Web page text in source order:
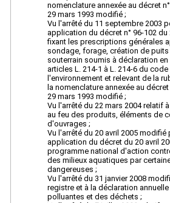
nomenclature annexée au décret
29 mars 1993 modifié ;
Vu l'arrêté du 11 septembre 2003
application du décret n° 96-102 du
fixant les prescriptions générales
sondage, forage, création de
souterrain soumis à déclaration
articles L. 214-1 à L. 214-6 du code
l'environnement et relevant de la
la nomenclature annexée au décret
29 mars 1993 modifié ;
Vu l'arrêté du 22 mars 2004 relatif
au feu des produits, éléments de
d'ouvrages ;
Vu l'arrêté du 20 avril 2005 modifié
application du décret du 20 avril
programme national d'action
des milieux aquatiques par
dangereuses ;
Vu l'arrêté du 31 janvier 2008
registre et à la déclaration
polluantes et des déchets ;